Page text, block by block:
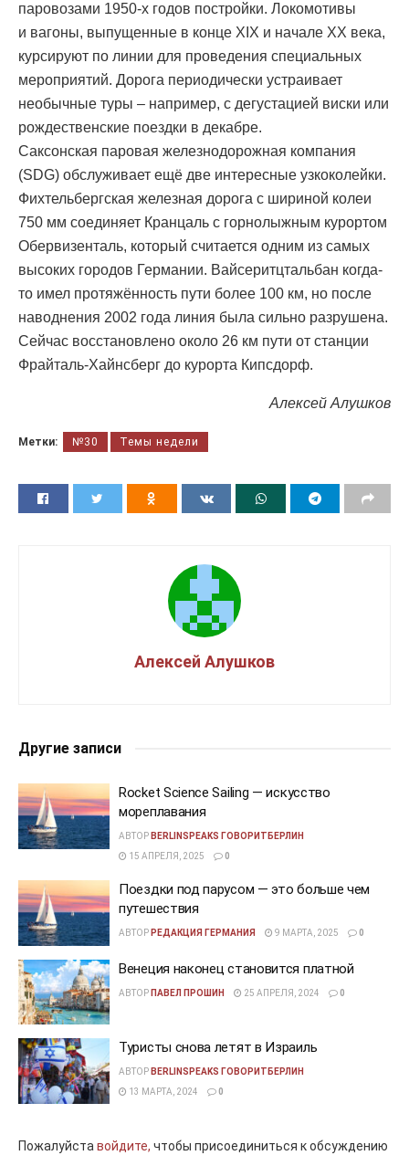
паровозами 1950-х годов постройки. Локомотивы
и вагоны, выпущенные в конце XIX и начале XX века,
курсируют по линии для проведения специальных
мероприятий. Дорога периодически устраивает
необычные туры – например, с дегустацией виски или
рождественские поездки в декабре.
Саксонская паровая железнодорожная компания
(SDG) обслуживает ещё две интересные узкоколейки.
Фихтельбергская железная дорога с шириной колеи
750 мм соединяет Кранцаль с горнолыжным курортом
Обервизенталь, который считается одним из самых
высоких городов Германии. Вайсеритцтальбан когда-
то имел протяжённость пути более 100 км, но после
наводнения 2002 года линия была сильно разрушена.
Сейчас восстановлено около 26 км пути от станции
Фрайталь-Хайнсберг до курорта Кипсдорф.
Алексей Алушков
Метки: №30 Темы недели
Алексей Алушков
Другие записи
Rocket Science Sailing — искусство
мореплавания
АВТОР BERLINSPEAKS ГОВОРИТБЕРЛИН
15 АПРЕЛЯ, 2025
0
Поездки под парусом — это больше чем
путешествия
АВТОР РЕДАКЦИЯ ГЕРМАНИЯ 9 МАРТА, 2025 0
Венеция наконец становится платной
АВТОР ПАВЕЛ ПРОШИН 25 АПРЕЛЯ, 2024 0
Туристы снова летят в Израиль
АВТОР BERLINSPEAKS ГОВОРИТБЕРЛИН
13 МАРТА, 2024
0
Пожалуйста войдите, чтобы присоединиться к обсуждению